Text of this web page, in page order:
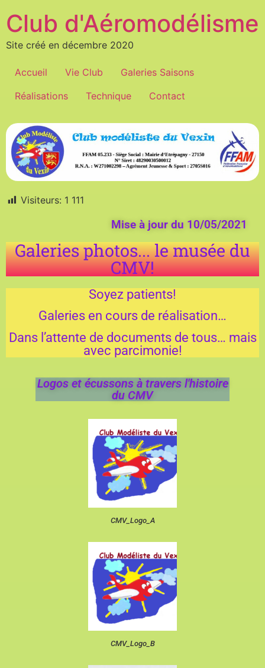
Club d'Aéromodélisme
Site créé en décembre 2020
Accueil Vie Club
Galeries Saisons
Réalisations
Technique Contact
Visiteurs: 1 111
Mise à jour du 10/05/2021
Galeries photos... le musée du
CMV!
Soyez patients!
Galeries en cours de réalisation…
Dans l’attente de documents de tous… mais
avec parcimonie!
Logos et écussons à travers l'histoire
du CMV
CMV_Logo_A
CMV_Logo_B